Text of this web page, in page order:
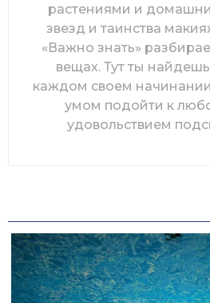
растениями и
звезд и таинства
«Важно знать»
вещах. Тут ты
каждом своем
умом подойти к
удовольствием